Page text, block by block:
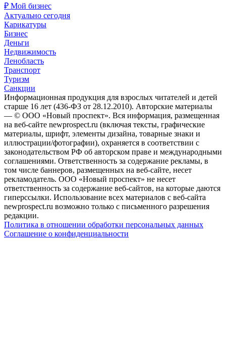
₽ Мой бизнес
Актуально сегодня
Карикатуры
Бизнес
Деньги
Недвижимость
Ленобласть
Транспорт
Туризм
Санкции
Информационная продукция для взрослых читателей и детей
старше 16 лет (436-ФЗ от 28.12.2010). Авторские материалы
— © ООО «Новый проспект». Вся информация, размещенная
на веб-сайте newprospect.ru (включая тексты, графические
материалы, шрифт, элементы дизайна, товарные знаки и
иллюстрации/фотографии), охраняется в соответствии с
законодательством РФ об авторском праве и международными
соглашениями. Ответственность за содержание рекламы, в
том числе баннеров, размещенных на веб-сайте, несет
рекламодатель. ООО «Новый проспект» не несет
ответственность за содержание веб-сайтов, на которые даются
гиперссылки. Использование всех материалов с веб-сайта
newprospect.ru возможно только с письменного разрешения
редакции.
Политика в отношении обработки персональных данных
Соглашение о конфиденциальности